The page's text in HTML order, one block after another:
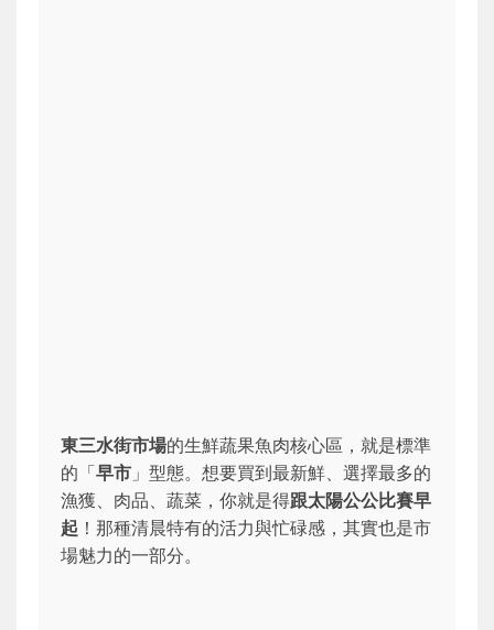
東三水街市場的生鮮蔬果魚肉核心區，就是標準
的「早市 」型態。想要買到最新鮮、選擇最多的
漁獲、肉品、蔬菜，你就是得跟太陽公公比賽早
起 ！那種清晨特有的活力與忙碌感，其實也是市
場魅力的一部分。